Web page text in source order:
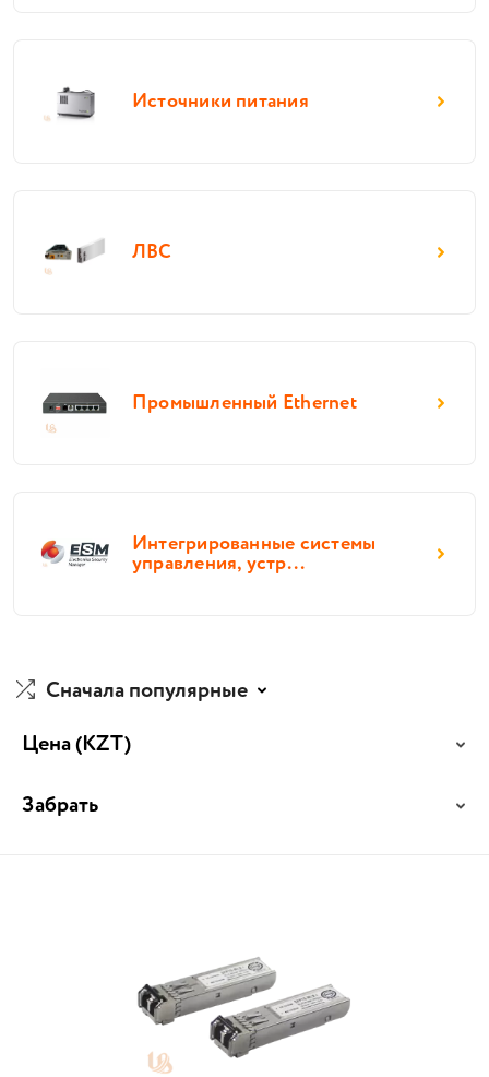
Источники питания
ЛВС
Промышленный Ethernet
Интегрированные системы
управления, устр...
Сначала популярные
Цена(KZT)
Забрать